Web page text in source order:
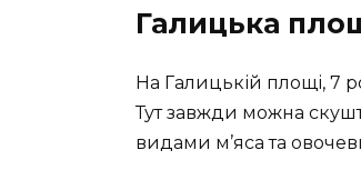
Галицька
На Галицькій площі, 7
Тут завжди можна
видами м’яса та